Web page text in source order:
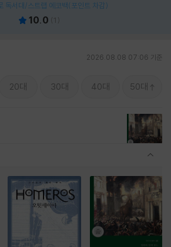
독서대/스트랩 에코백(포인트 차감)
10.0 (1 )
2026.08.08 07:06 기준
20대 30대 40대 50대